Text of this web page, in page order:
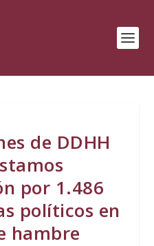
de DDHH
por 1.486
políticos en
hambre